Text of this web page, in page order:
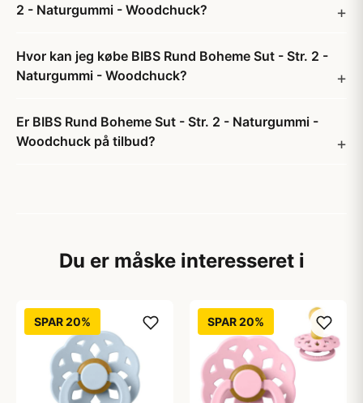
2 - Naturgummi - Woodchuck?
Hvor kan jeg købe BIBS Rund Boheme Sut - Str. 2 -
Naturgummi - Woodchuck?
Er BIBS Rund Boheme Sut - Str. 2 - Naturgummi -
Woodchuck på tilbud?
Du er måske interesseret i
SPAR 20% SPAR 20%